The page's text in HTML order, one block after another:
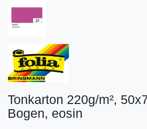
Tonkarton 220g/m²,
Bogen, eosin